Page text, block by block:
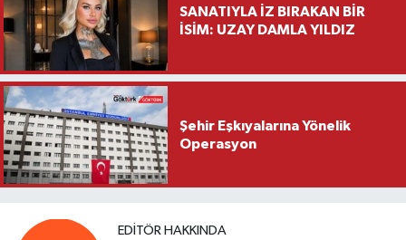
SANATIYLA İZ BIRAKAN BİR
İSİM: UZAY DAMLA YILDIZ
Şehir Eşkıyalarına Yönelik
Operasyon
EDITÖR HAKKINDA